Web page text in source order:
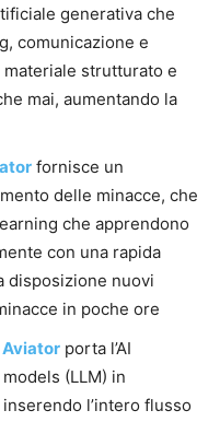
generativa che
comunicazione e
strutturato e
mai, aumentando la
fornisce un
delle minacce, che
che apprendono
con una rapida
disposizione nuovi
in poche ore
Aviator porta l’AI
(LLM) in
l’intero flusso